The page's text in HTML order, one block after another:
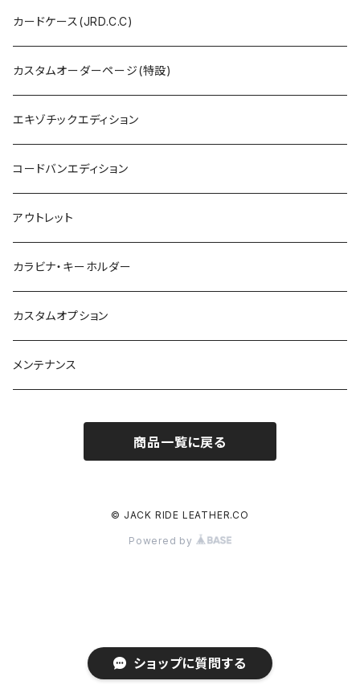
ショップに質問する
カードケース(JRD.C.C)
カスタムオーダーページ(特設)
エキゾチックエディション
コードバンエディション
アウトレット
カラビナ・キーホルダー
カスタムオプション
メンテナンス
商品一覧に戻る
© JACK RIDE LEATHER.CO
Powered by